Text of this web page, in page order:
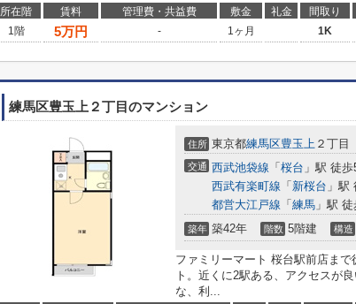
所在階 賃料 管理費・共益費 敷金 礼金 間取り
1階
5万円 - 1ヶ月 1K
練馬区豊玉上２丁目のマンション
住所 東京都練馬区豊玉上 ２丁目
交通 西武池袋線 「 桜台 」駅 徒歩
西武有楽町線 「 新桜台 」駅
都営大江戸線 「 練馬 」駅
築年 築42年 階数 5階建 構造
ファミリーマート 桜台駅前店ま
ト。近くに2駅ある、アクセスが
な、利...